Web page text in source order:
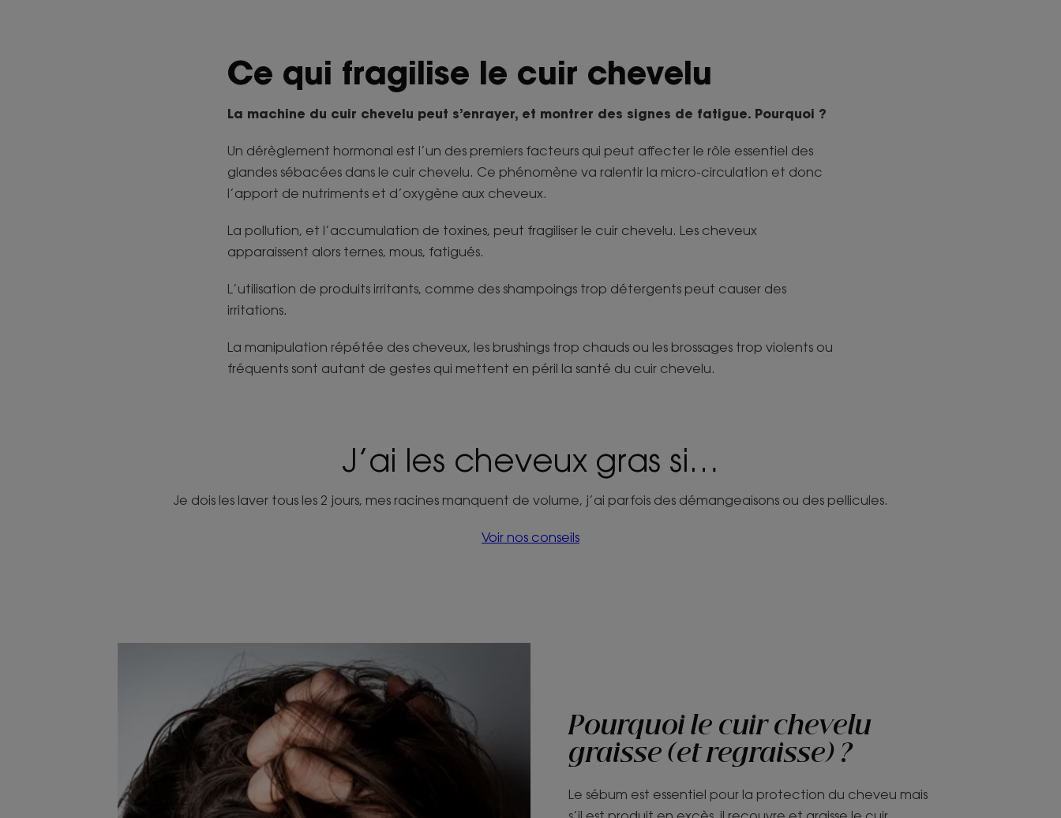
Ce qui fragilise le cuir chevelu
La machine du cuir chevelu peut s’enrayer, et montrer des signes de fatigue. Pourquoi ?
Un dérèglement hormonal est l’un des premiers facteurs qui peut affecter le rôle essentiel des
glandes sébacées dans le cuir chevelu. Ce phénomène va ralentir la micro-circulation et donc
l’apport de nutriments et d’oxygène aux cheveux.
La pollution, et l’accumulation de toxines, peut fragiliser le cuir chevelu. Les cheveux
apparaissent alors ternes, mous, fatigués.
L’utilisation de produits irritants, comme des shampoings trop détergents peut causer des
irritations.
La manipulation répétée des cheveux, les brushings trop chauds ou les brossages trop violents ou
fréquents sont autant de gestes qui mettent en péril la santé du cuir chevelu.
J’ai les cheveux gras si…
Je dois les laver tous les 2 jours, mes racines manquent de volume, j’ai parfois des démangeaisons ou des pellicules.
Voir nos conseils
Pourquoi le cuir chevelu
graisse (et regraisse) ?
Le sébum est essentiel pour la protection du cheveu mais